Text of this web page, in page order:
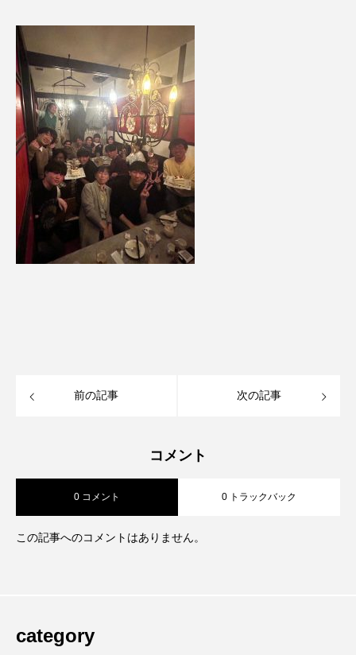
前の記事 次の記事
コメント
0 コメント 0 トラックバック
この記事へのコメントはありません。
category